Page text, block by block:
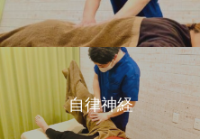
自律神経